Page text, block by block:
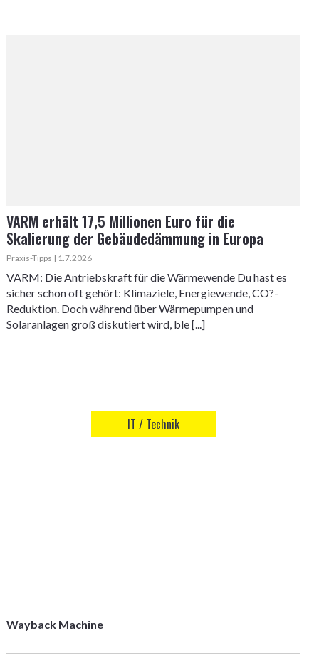
VARM erhält 17,5 Millionen Euro für die
Skalierung der Gebäudedämmung in Europa
Praxis-Tipps | 1.7.2026
VARM: Die Antriebskraft für die Wärmewende Du hast es
sicher schon oft gehört: Klimaziele, Energiewende, CO?-
Reduktion. Doch während über Wärmepumpen und
Solaranlagen groß diskutiert wird, ble [...]
IT / Technik
Wayback Machine